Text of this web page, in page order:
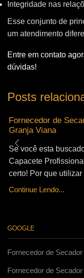
Integridade nas
Esse conjunto de
um atendimento
Entre em contato
dúvidas!
Posts
Fornecedor de
Granja Viana
Se você esta
Capacete
certo! Por que
Continue Lendo...
GOOGLE
Fornecedor de
Fornecedor de